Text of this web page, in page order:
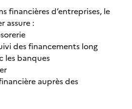
financières d’entreprises, le
assure :
des financements long
les banques
auprès des